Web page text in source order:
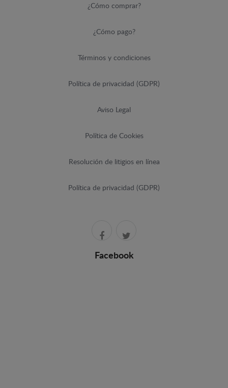
¿Cómo comprar?
¿Cómo pago?
Términos y condiciones
Política de privacidad (GDPR)
Aviso Legal
Política de Cookies
Resolución de litigios en línea
Política de privacidad (GDPR)
Facebook